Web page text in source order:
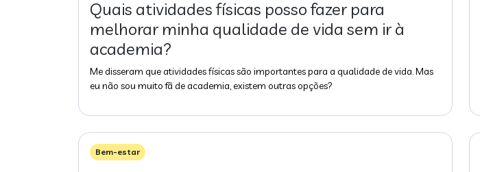
Quais atividades físicas posso fazer para
melhorar minha qualidade de vida sem ir à
academia?
Me disseram que atividades físicas são importantes para a qualidade de vida. Mas
eu não sou muito fã de academia, existem outras opções?
Bem-estar